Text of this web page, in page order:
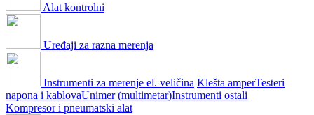
Alat kontrolni
Uređaji za razna merenja
Instrumenti za merenje el. veličina Klešta amperTesteri
napona i kablovaUnimer (multimetar)Instrumenti ostali
Kompresor i pneumatski alat